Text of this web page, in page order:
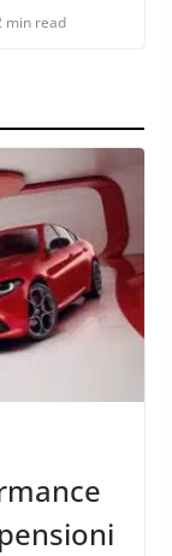
min read